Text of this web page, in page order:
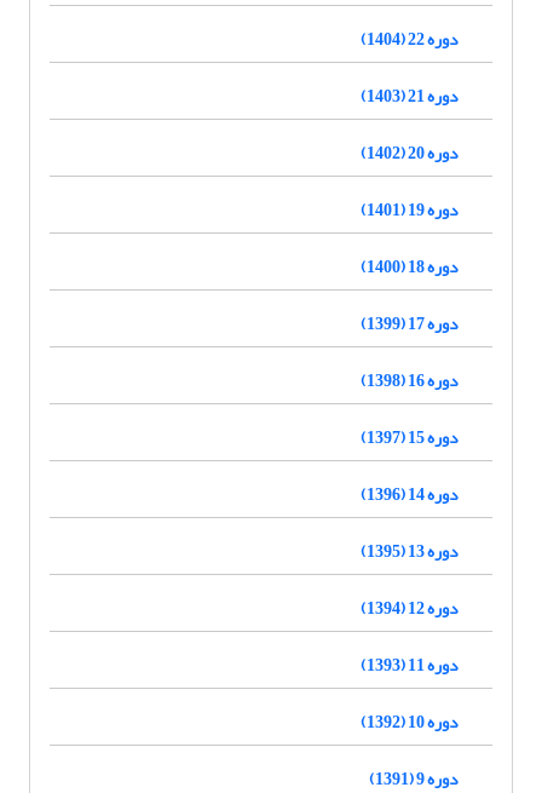
دوره 22 (1404)
دوره 21 (1403)
دوره 20 (1402)
دوره 19 (1401)
دوره 18 (1400)
دوره 17 (1399)
دوره 16 (1398)
دوره 15 (1397)
دوره 14 (1396)
دوره 13 (1395)
دوره 12 (1394)
دوره 11 (1393)
دوره 10 (1392)
دوره 9 (1391)